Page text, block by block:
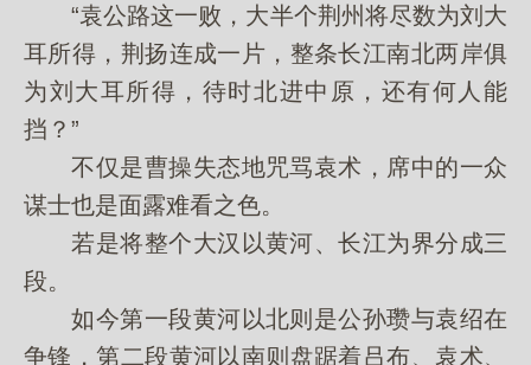
“袁公路这一败，大半个荆州将尽数为刘大
耳所得，荆扬连成一片，整条长江南北两岸俱
为刘大耳所得，待时北进中原，还有何人能
挡？”
不仅是曹操失态地咒骂袁术，席中的一众
谋士也是面露难看之色。
若是将整个大汉以黄河、长江为界分成三
段。
如今第一段黄河以北则是公孙瓒与袁绍在
争锋，第二段黄河以南则盘踞着吕布、袁术、